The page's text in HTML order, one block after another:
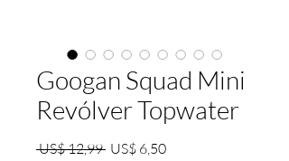
Googan Squad Mini
Revólver Topwater
US$ 12,99 Preço
US$ 6,50Preço